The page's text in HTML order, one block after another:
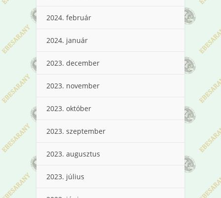
2024. február
2024. január
2023. december
2023. november
2023. október
2023. szeptember
2023. augusztus
2023. július